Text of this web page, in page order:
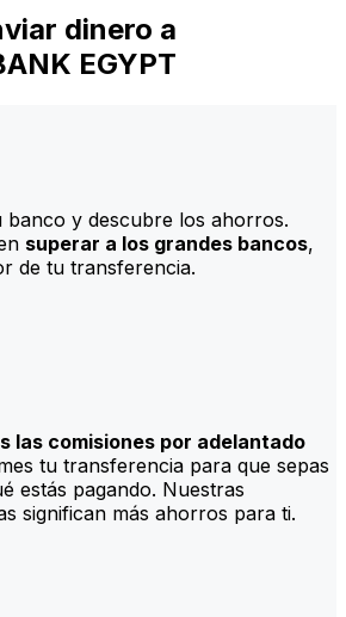
dinero a
EGYPT
banco y descubre los ahorros.
superar a los grandes bancos,
de tu transferencia.
las comisiones por adelantado
tu transferencia para que sepas
estás pagando. Nuestras
significan más ahorros para ti.